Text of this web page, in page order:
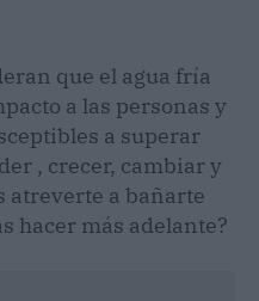
que el agua fría
a las personas y
a superar
, crecer, cambiar y
atreverte a bañarte
hacer más adelante?